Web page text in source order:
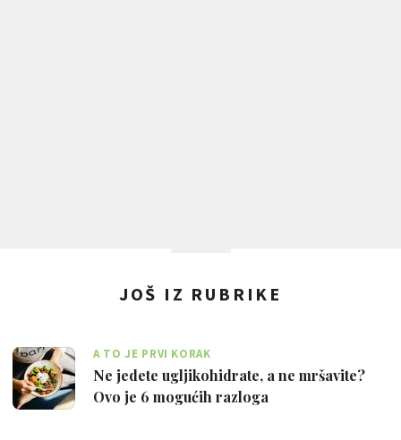
JOŠ IZ RUBRIKE
A TO JE PRVI KORAK
Ne jedete ugljikohidrate, a ne mršavite?
Ovo je 6 mogućih razloga